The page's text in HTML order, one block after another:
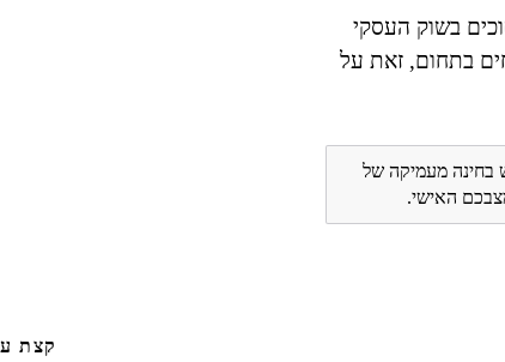
בשוק העסקי
בתחום, זאת על
בחינה מעמיקה של
האישי.
קצת